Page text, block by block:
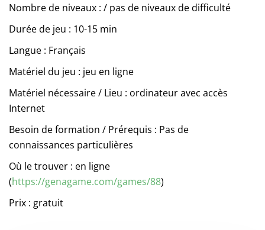
Nombre de niveaux : / pas de niveaux de difficulté
Durée de jeu : 10-15 min
Langue : Français
Matériel du jeu : jeu en ligne
Matériel nécessaire / Lieu : ordinateur avec accès
Internet
Besoin de formation / Prérequis : Pas de
connaissances particulières
Où le trouver : en ligne
(https://genagame.com/games/88)
Prix : gratuit